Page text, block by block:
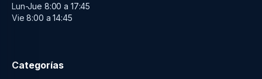
Lun-Jue 8:00 a 17:45
Vie 8:00 a 14:45
Categorías